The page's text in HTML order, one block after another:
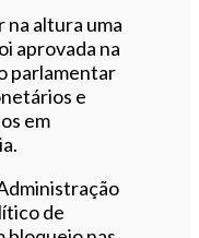
na altura uma
aprovada na
parlamentar
e
em
de